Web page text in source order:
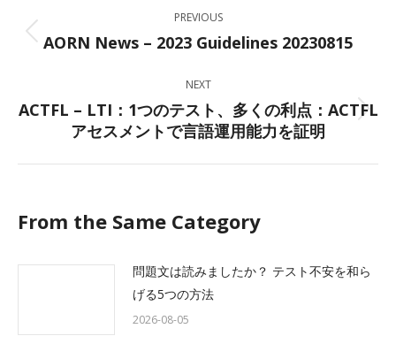
navigation
PREVIOUS
Previous
AORN News – 2023 Guidelines 20230815
NEXT
Next
post:
ACTFL – LTI：1つのテスト、多くの利点：ACTFL
アセスメントで言語運用能力を証明
From the Same Category
問題文は読みましたか？ テスト不安を和ら
げる5つの方法
2026-08-05